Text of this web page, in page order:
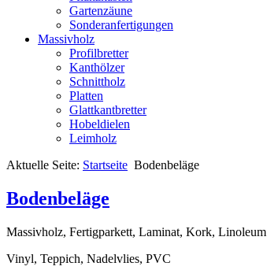
Gartenzäune
Sonderanfertigungen
Massivholz
Profilbretter
Kanthölzer
Schnittholz
Platten
Glattkantbretter
Hobeldielen
Leimholz
Aktuelle Seite: Startseite Bodenbeläge
Bodenbeläge
Massivholz, Fertigparkett, Laminat, Kork, Linoleum
Vinyl, Teppich, Nadelvlies, PVC